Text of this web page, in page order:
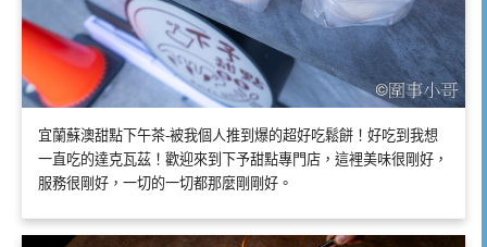
宜蘭蘇澳甜點下午茶-被我個人推到爆的超好吃鬆餅！好吃到我想
一直吃的達克瓦茲！歡迎來到下予甜點專門店，這裡美味很剛好，
服務很剛好，一切的一切都那麼剛剛好。